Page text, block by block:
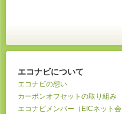
エコナビについて
エコナビの想い
カーボンオフセットの取り組み
エコナビメンバー（EICネット会